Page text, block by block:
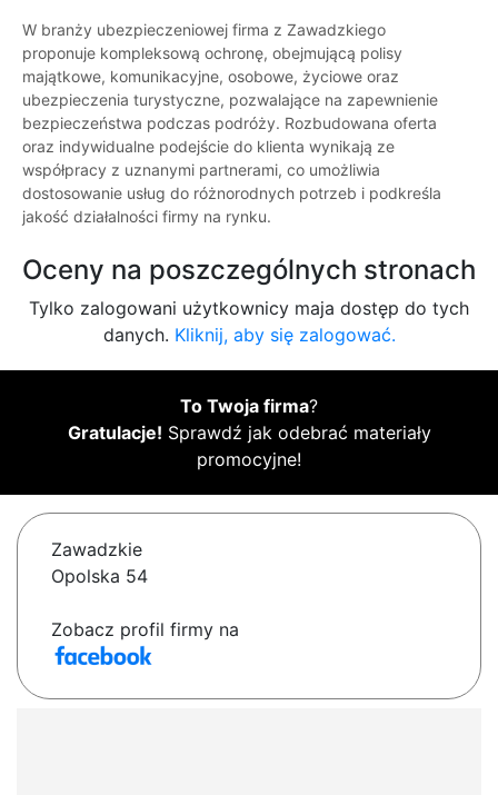
W branży ubezpieczeniowej firma z Zawadzkiego
proponuje kompleksową ochronę, obejmującą polisy
majątkowe, komunikacyjne, osobowe, życiowe oraz
ubezpieczenia turystyczne, pozwalające na zapewnienie
bezpieczeństwa podczas podróży. Rozbudowana oferta
oraz indywidualne podejście do klienta wynikają ze
współpracy z uznanymi partnerami, co umożliwia
dostosowanie usług do różnorodnych potrzeb i podkreśla
jakość działalności firmy na rynku.
Oceny na poszczególnych stronach
Tylko zalogowani użytkownicy maja dostęp do tych
danych. Kliknij, aby się zalogować.
To Twoja firma?
Gratulacje! Sprawdź jak odebrać materiały
promocyjne!
Zawadzkie
Opolska 54
Zobacz profil firmy na